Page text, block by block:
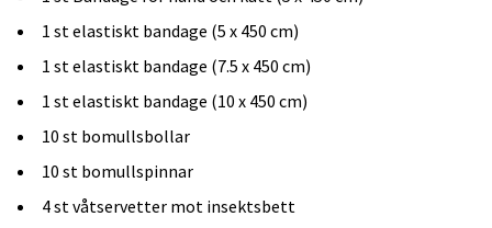
1 st elastiskt bandage (5 x 450 cm)
1 st elastiskt bandage (7.5 x 450 cm)
1 st elastiskt bandage (10 x 450 cm)
10 st bomullsbollar
10 st bomullspinnar
4 st våtservetter mot insektsbett